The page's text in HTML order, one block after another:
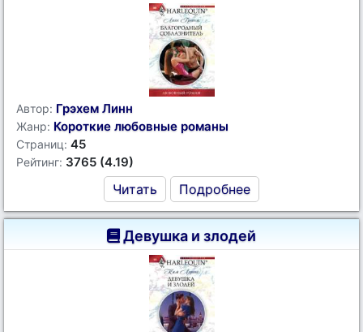
Автор: Грэхем Линн
Жанр: Короткие любовные романы
Страниц: 45
Рейтинг: 3765 (4.19)
Читать Подробнее
Девушка и злодей